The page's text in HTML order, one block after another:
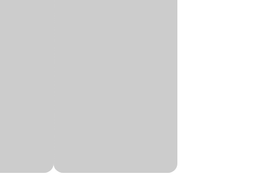
Husky Siberiano, Kuvasz, Labrador
desidratado,